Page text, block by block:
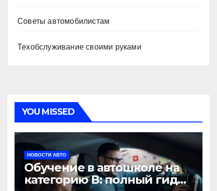
Советы автомобилистам
Техобслуживание своими руками
YOU MISSED
НОВОСТИ АВТО
Обучение в автошколе на
категорию В: полный гид